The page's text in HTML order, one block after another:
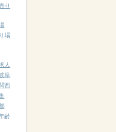
り
場
人
阜
西
齢